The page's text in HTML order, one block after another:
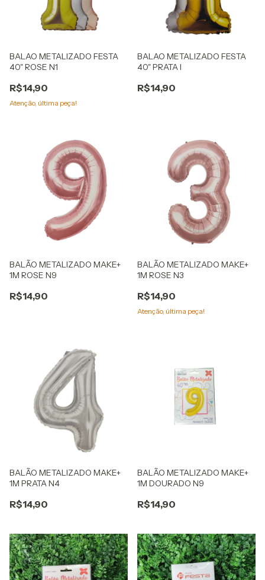
BALAO METALIZADO FESTA
40" ROSE N1
R$14,90
Atenção, última peça!
BALAO METALIZADO FESTA
40" PRATA I
R$14,90
BALÃO METALIZADO MAKE+
1M ROSE N9
R$14,90
BALÃO METALIZADO MAKE+
1M ROSE N3
R$14,90
Atenção, última peça!
BALÃO METALIZADO MAKE+
1M PRATA N4
R$14,90
BALÃO METALIZADO MAKE+
1M DOURADO N9
R$14,90